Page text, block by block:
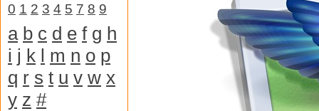
0 1 2 3 4 5 7 8 9
a b c d e f g h
i j k l m n o p
q r s t u v w x
y z #